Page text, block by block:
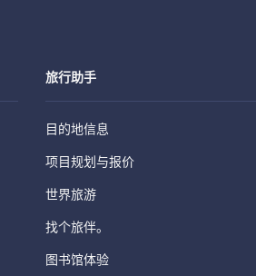
旅行助手
目的地信息
项目规划与报价
世界旅游
找个旅伴。
图书馆体验